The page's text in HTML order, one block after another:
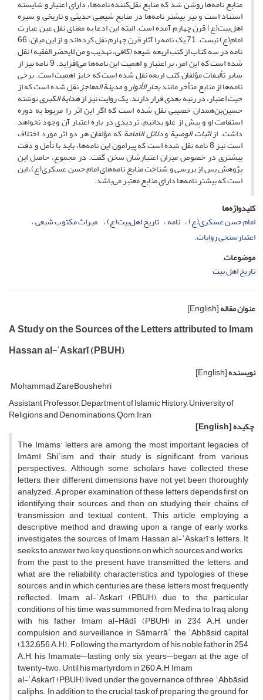
منابع نامه‌ها روشن شد که منابع نقل‌کننده نامه‌ها، دارای اعتبار و شایسته
استناد است و نیز بیشتر نامه‌ها در منابع شیعیی حدیثی و تاریخی و سیره
اهل‌بیت(ع) قرن چهارم آمده است. البته این ادعا به معنای نقل عین عبارت
امام(ع) نیست. 71 یک نامه را آثار قرن چهارم نقل کرده‌اند و از این میان، 66
نامه در سه کتاب از کتب اربعه شیعه (کافی، تهذیب و من لایحضر الفقیه) نقل
شده است که این امر، بر اعتبار و اهمیت این نامه‌ها می‌افزاید. 9 نامه‌ نیز از
سایر تألیفات مؤلفان کتب اربعه نقل شده است که حایز اهمیت است. برخی
نامه‌ها از منابع متأخر مانندبحار الأنوارومدینة المعاجزنقل شده است که از
حیث اعتبار، در رتبه بعدی قرار دارند. یک روایت نیز ازهدایة الکبرینوشته
حسین‌بن‌همدان خصیبی نقل شده است که اگر این اثر را مربوط به دوره
استقامت او و پیش از غلو بدانیم، تردیدی در باره اعتبار آن وجود نخواهد
داشت. ازاثبات الوصیةودلائل الامامةکه مؤلفان هر دو اثر مورد اختلاف
است نیز 8 نامه نقل شده است که پیرامون این نامه‌ها، باید با تأمل و دقت
بیشتری در خصوص میزان اعتبارشان سخن گفت. در مجموع، حاصل این
پژوهش پس از بررسی و شناخت منابع نامه‌های امام حسن عسکری(ع)، این
است که بیشتر نامه‌ها دارای منابع معتبر می‌باشد.
کلیدواژه‌ها
امام حسن عسکری(ع) نامه تاریخ اهل‌بیت(ع) ‌ میراث مکتوب شیعی
اعتبارسنجی روایات.
موضوعات
تاریخ اهل بیت
عنوان مقاله[English]
A Study on the Sources of the Letters attributed to Imam
Hassan al-ʿAskarī (PBUH)
نویسنده[English]
Mohammad ZareBoushehri
Assistant Professor, Department of Islamic History, University of
Religions and Denominations, Qom, Iran
چکیده[English]
The Imams’ letters are among the most important legacies of
Imāmī Shiʿism, and their study is significant from various
perspectives. Although some scholars have collected these
letters, their different dimensions have not yet been thoroughly
analyzed. A proper examination of these letters depends first on
identifying their sources, and then on studying their chains of
transmission and textual content. This article, employing a
descriptive method and drawing upon a range of early works,
investigates the sources of Imam Hassan al-ʿAskarī’s letters. It
seeks to answer two key questions on which sources and works
from the past to the present have transmitted the letters; and
what are the reliability, characteristics, and typologies of these
sources, and in which centuries are these letters most frequently
reflected. Imam al-ʿAskarī (PBUH), due to the particular
conditions of his time, was summoned from Medina to Iraq along
with his father Imam al-Hādī (PBUH) in 234 A.H, under
compulsion and surveillance in Sāmarrāʾ, the ʿAbbāsid capital
(132–656 A.H). Following the martyrdom of his noble father in 254
A.H, his Imamate—lasting only six years—began at the age of
twenty-two. Until his martyrdom in 260 A.H, Imam
al-ʿAskarī (PBUH) lived under the governance of three ʿAbbāsid
caliphs. In addition to the crucial task of preparing the ground for